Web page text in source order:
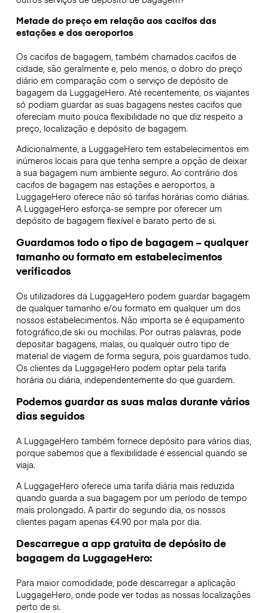
Metade do preço em relação aos cacifos das
estações e dos aeroportos
Os cacifos de bagagem, também chamados cacifos de
cidade, são geralmente e, pelo menos, o dobro do preço
diário em comparação com o serviço de depósito de
bagagem da LuggageHero. Até recentemente, os viajantes
só podiam guardar as suas bagagens nestes cacifos que
ofereciam muito pouca flexibilidade no que diz respeito a
preço, localização e depósito de bagagem.
Adicionalmente, a LuggageHero tem estabelecimentos em
inúmeros locais para que tenha sempre a opção de deixar
a sua bagagem num ambiente seguro. Ao contrário dos
cacifos de bagagem nas estações e aeroportos, a
LuggageHero oferece não só tarifas horárias como diárias.
A LuggageHero esforça-se sempre por oferecer um
depósito de bagagem flexível e barato perto de si.
Guardamos todo o tipo de bagagem – qualquer
tamanho ou formato em estabelecimentos
verificados
Os utilizadores da LuggageHero podem guardar bagagem
de qualquer tamanho e/ou formato em qualquer um dos
nossos estabelecimentos. Não importa se é equipamento
fotográfico,de ski ou mochilas. Por outras palavras, pode
depositar bagagens, malas, ou qualquer outro tipo de
material de viagem de forma segura, pois guardamos tudo.
Os clientes da LuggageHero podem optar pela tarifa
horária ou diária, independentemente do que guardem.
Podemos guardar as suas malas durante vários
dias seguidos
A LuggageHero também fornece depósito para vários dias,
porque sabemos que a flexibilidade é essencial quando se
viaja.
A LuggageHero oferece uma tarifa diária mais reduzida
quando guarda a sua bagagem por um período de tempo
mais prolongado. A partir do segundo dia, os nossos
clientes pagam apenas €4.90 por mala por dia.
Descarregue a app gratuita de depósito de
bagagem da LuggageHero:
Para maior comodidade, pode descarregar a aplicação
LuggageHero, onde pode ver todas as nossas localizações
perto de si.